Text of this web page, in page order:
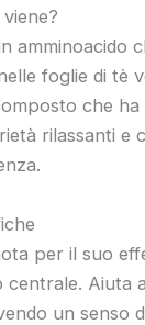
viene?
amminoacido
foglie di tè
che
rilassanti e
per il suo
centrale. Aiuta
un senso